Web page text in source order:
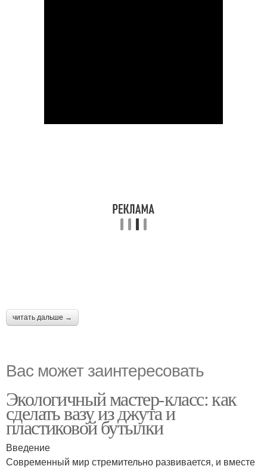
читать дальше →
Вас может заинтересовать
Экологичный мастер-класс: как
сделать вазу из джута и
пластиковой бутылки
Введение
Современный мир стремительно развивается, и вместе